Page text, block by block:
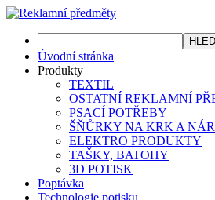
Úvodní stránka
Produkty
TEXTIL
OSTATNÍ REKLAMNÍ
PSACÍ POTŘEBY
ŠŇŮRKY NA KRK A
ELEKTRO PRODUKTY
TAŠKY, BATOHY
3D POTISK
Poptávka
Technologie potisku